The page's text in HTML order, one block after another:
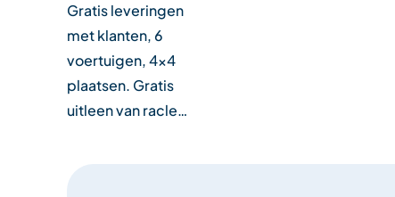
Gratis leveringen
met klanten, 6
voertuigen, 4x4
plaatsen. Gratis
uitleen van racle…